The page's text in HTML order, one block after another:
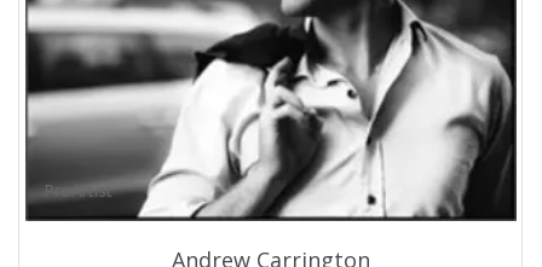
ProArtist
Andrew Carrington